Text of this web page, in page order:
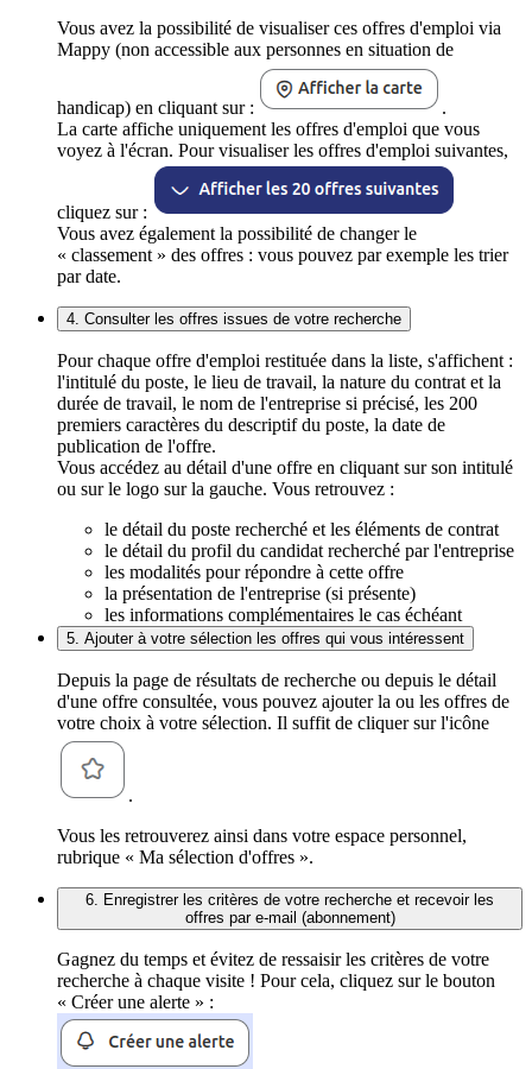
Vous avez la possibilité de visualiser ces offres d'emploi via
Mappy (non accessible aux personnes en situation de
handicap) en cliquant sur :
.
La carte affiche uniquement les offres d'emploi que vous
voyez à l'écran. Pour visualiser les offres d'emploi suivantes,
cliquez sur :
Vous avez également la possibilité de changer le
« classement » des offres : vous pouvez par exemple les trier
par date.
4. Consulter les offres issues de votre recherche
Pour chaque offre d'emploi restituée dans la liste, s'affichent :
l'intitulé du poste, le lieu de travail, la nature du contrat et la
durée de travail, le nom de l'entreprise si précisé, les 200
premiers caractères du descriptif du poste, la date de
publication de l'offre.
Vous accédez au détail d'une offre en cliquant sur son intitulé
ou sur le logo sur la gauche. Vous retrouvez :
le détail du poste recherché et les éléments de contrat
le détail du profil du candidat recherché par l'entreprise
les modalités pour répondre à cette offre
la présentation de l'entreprise (si présente)
les informations complémentaires le cas échéant
5. Ajouter à votre sélection les offres qui vous intéressent
Depuis la page de résultats de recherche ou depuis le détail
d'une offre consultée, vous pouvez ajouter la ou les offres de
votre choix à votre sélection. Il suffit de cliquer sur l'icône
.
Vous les retrouverez ainsi dans votre espace personnel,
rubrique « Ma sélection d'offres ».
6. Enregistrer les critères de votre recherche et recevoir les
offres par e-mail (abonnement)
Gagnez du temps et évitez de ressaisir les critères de votre
recherche à chaque visite ! Pour cela, cliquez sur le bouton
« Créer une alerte » :